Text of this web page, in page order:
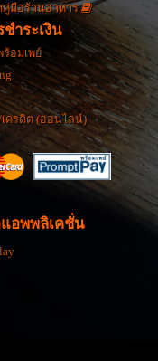
คู่มือร้านอาหาร
ำระเงิน
อมเพย์
ครดิต (ออนไลน์)
อพพลิเคชั่น